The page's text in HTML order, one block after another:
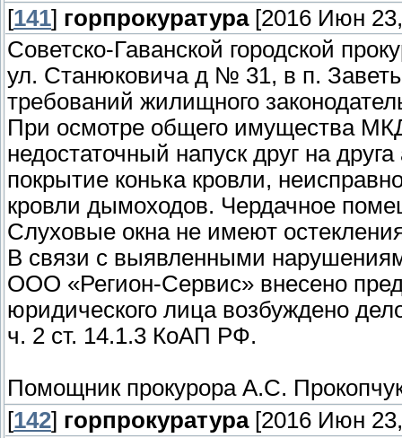
[141] горпрокуратура[2016 Июн
Советско-Гаванской городской
ул. Станюковича д № 31, в п.
требований жилищного
При осмотре общего имущества
недостаточный напуск друг на
покрытие конька кровли,
кровли дымоходов. Чердачное
Слуховые окна не имеют
В связи с выявленными
ООО «Регион-Сервис» внесено
юридического лица возбуждено
ч. 2 ст. 14.1.3 КоАП РФ.
Помощник прокурора А.С.
[142] горпрокуратура[2016 Июн